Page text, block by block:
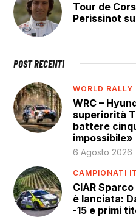
Tour de
Perissinot
POST RECENTI
WORLD RALLY
WRC –
superiorità
battere
impossibile»
6 Agosto 2026
CAMPIONATI
CIAR
è lanciata:
-15 e primi